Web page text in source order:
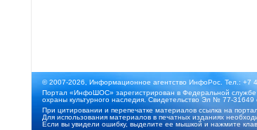
© 2007-2026, Информационное агентство ИнфоРос. Тел.: +7
Портал «ИнфоШОС» зарегистрирован в Федеральной службе
охраны культурного наследия. Свидетельство Эл № 77-31649
При цитировании и перепечатке материалов ссылка на
Для использования материалов в печатных изданиях
Если вы увидели ошибку, выделите ее мышкой и нажмите